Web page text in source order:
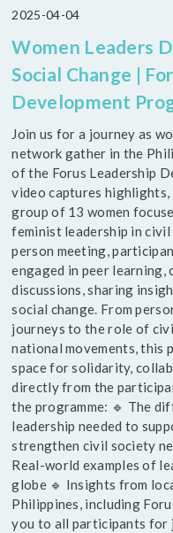
2025-04-04
Women Leaders
Social Change |
Development
Join us for a journey as
network gather in the
of the Forus Leadership
video captures
group of 13 women
feminist leadership in
person meeting,
engaged in peer learning,
discussions, sharing
social change. From
journeys to the role of
national movements, this
space for solidarity,
directly from the
the programme: 🔹 The
leadership needed to
strengthen civil society
Real-world examples of
globe 🔹 Insights from
Philippines, including
you to all participants for